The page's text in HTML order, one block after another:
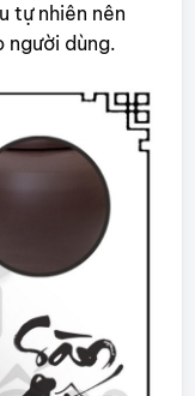
tự nhiên nên
người dùng.